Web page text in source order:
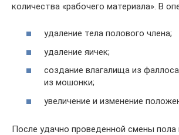
количества «рабочего материала». В
удаление тела полового члена;
удаление яичек;
создание влагалища из
из мошонки;
увеличение и изменение
После удачно проведенной смены пола